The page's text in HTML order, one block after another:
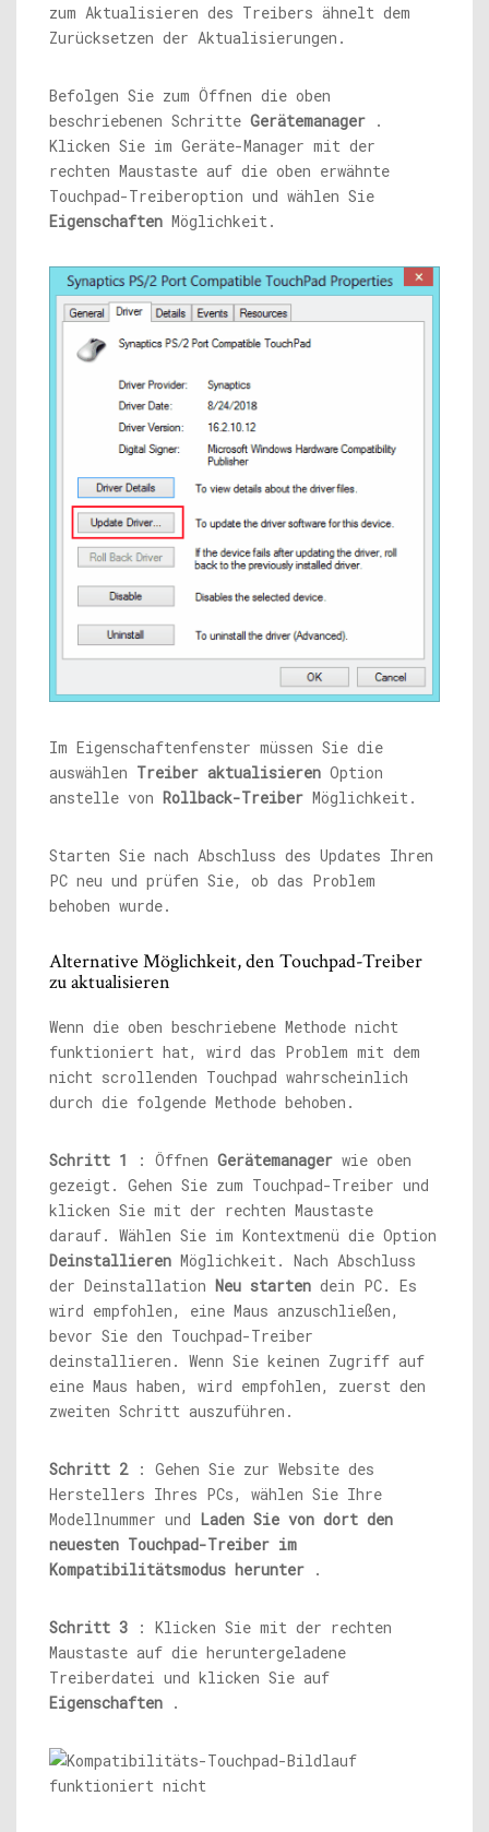
zum Aktualisieren des Treibers ähnelt dem
Zurücksetzen der Aktualisierungen.
Befolgen Sie zum Öffnen die oben
beschriebenen Schritte Gerätemanager .
Klicken Sie im Geräte-Manager mit der
rechten Maustaste auf die oben erwähnte
Touchpad-Treiberoption und wählen Sie
Eigenschaften Möglichkeit.
Im Eigenschaftenfenster müssen Sie die
auswählen Treiber aktualisieren Option
anstelle von Rollback-Treiber Möglichkeit.
Starten Sie nach Abschluss des Updates Ihren
PC neu und prüfen Sie, ob das Problem
behoben wurde.
Alternative Möglichkeit, den Touchpad-Treiber
zu aktualisieren
Wenn die oben beschriebene Methode nicht
funktioniert hat, wird das Problem mit dem
nicht scrollenden Touchpad wahrscheinlich
durch die folgende Methode behoben.
Schritt 1 : Öffnen Gerätemanager wie oben
gezeigt. Gehen Sie zum Touchpad-Treiber und
klicken Sie mit der rechten Maustaste
darauf. Wählen Sie im Kontextmenü die Option
Deinstallieren Möglichkeit. Nach Abschluss
der Deinstallation Neu starten dein PC. Es
wird empfohlen, eine Maus anzuschließen,
bevor Sie den Touchpad-Treiber
deinstallieren. Wenn Sie keinen Zugriff auf
eine Maus haben, wird empfohlen, zuerst den
zweiten Schritt auszuführen.
Schritt 2: Gehen Sie zur Website des
Herstellers Ihres PCs, wählen Sie Ihre
Modellnummer und Laden Sie von dort den
neuesten Touchpad-Treiber im
Kompatibilitätsmodus herunter .
Schritt 3 : Klicken Sie mit der rechten
Maustaste auf die heruntergeladene
Treiberdatei und klicken Sie auf
Eigenschaften .